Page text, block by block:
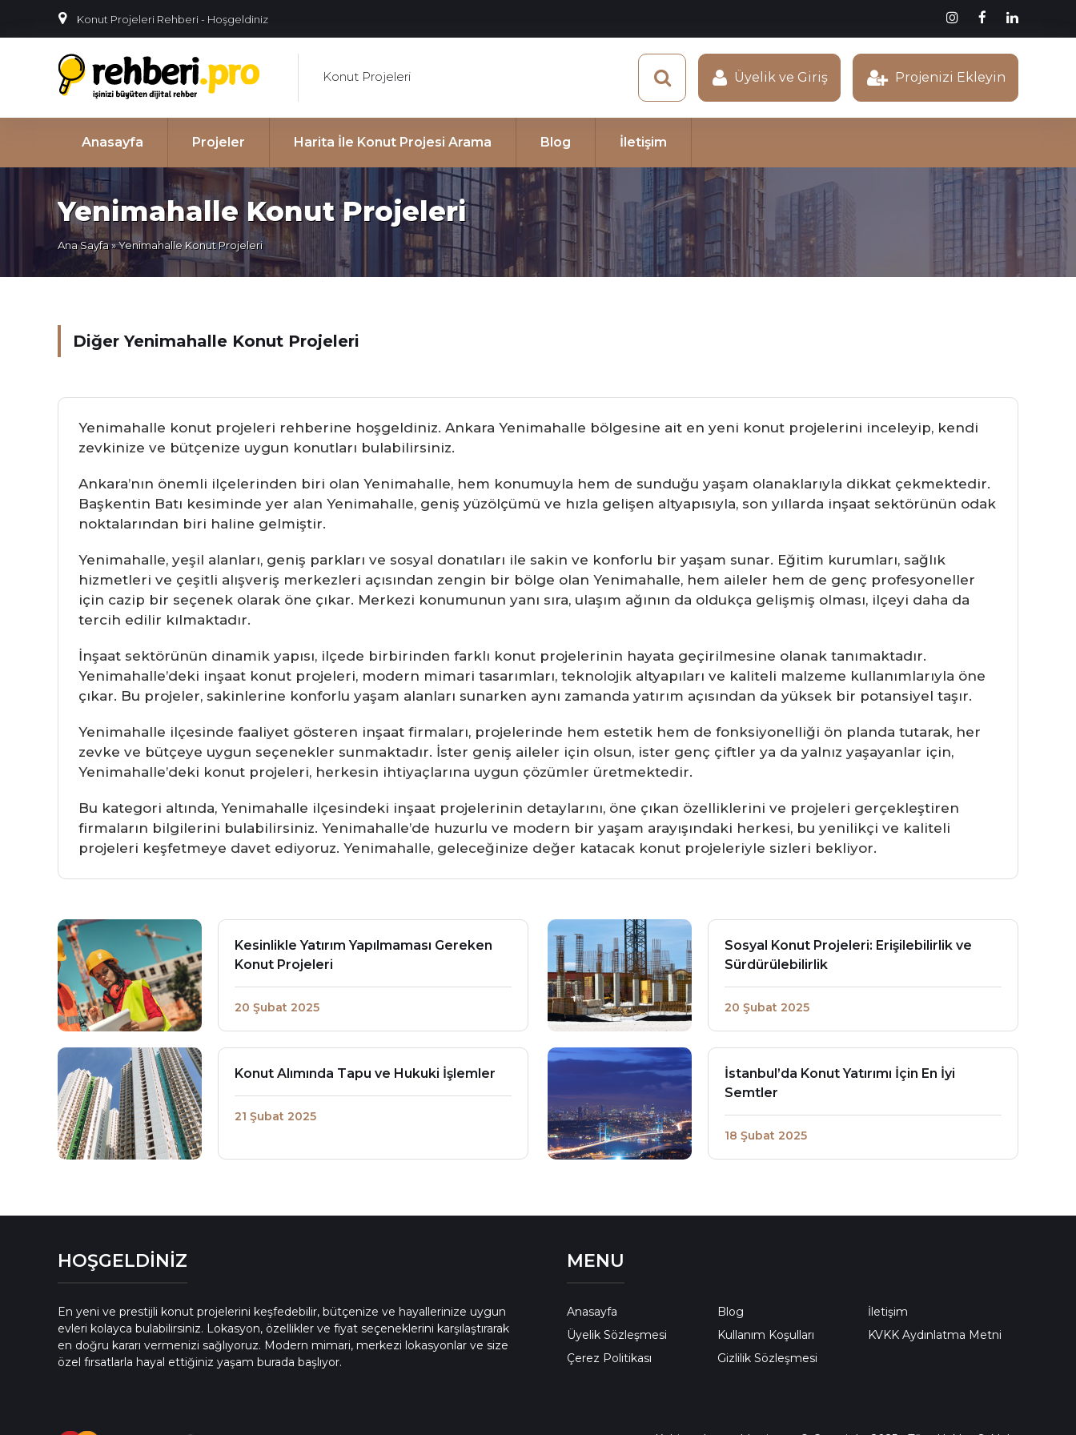
Konut Projeleri Rehberi - Hoşgeldiniz
Konut Projeleri Üyelik ve Giriş Projenizi Ekleyin
Anasayfa Projeler Harita İle Konut Projesi Arama Blog İletişim
Yenimahalle Konut Projeleri
Ana Sayfa» Yenimahalle Konut Projeleri
Diğer Yenimahalle Konut Projeleri
Yenimahalle konut projeleri rehberine hoşgeldiniz. Ankara Yenimahalle bölgesine ait en yeni konut projelerini inceleyip, kendi
zevkinize ve bütçenize uygun konutları bulabilirsiniz.
Ankara’nın önemli ilçelerinden biri olan Yenimahalle, hem konumuyla hem de sunduğu yaşam olanaklarıyla dikkat çekmektedir.
Başkentin Batı kesiminde yer alan Yenimahalle, geniş yüzölçümü ve hızla gelişen altyapısıyla, son yıllarda inşaat sektörünün odak
noktalarından biri haline gelmiştir.
Yenimahalle, yeşil alanları, geniş parkları ve sosyal donatıları ile sakin ve konforlu bir yaşam sunar. Eğitim kurumları, sağlık
hizmetleri ve çeşitli alışveriş merkezleri açısından zengin bir bölge olan Yenimahalle, hem aileler hem de genç profesyoneller
için cazip bir seçenek olarak öne çıkar. Merkezi konumunun yanı sıra, ulaşım ağının da oldukça gelişmiş olması, ilçeyi daha da
tercih edilir kılmaktadır.
İnşaat sektörünün dinamik yapısı, ilçede birbirinden farklı konut projelerinin hayata geçirilmesine olanak tanımaktadır.
Yenimahalle’deki inşaat konut projeleri, modern mimari tasarımları, teknolojik altyapıları ve kaliteli malzeme kullanımlarıyla öne
çıkar. Bu projeler, sakinlerine konforlu yaşam alanları sunarken aynı zamanda yatırım açısından da yüksek bir potansiyel taşır.
Yenimahalle ilçesinde faaliyet gösteren inşaat firmaları, projelerinde hem estetik hem de fonksiyonelliği ön planda tutarak, her
zevke ve bütçeye uygun seçenekler sunmaktadır. İster geniş aileler için olsun, ister genç çiftler ya da yalnız yaşayanlar için,
Yenimahalle’deki konut projeleri, herkesin ihtiyaçlarına uygun çözümler üretmektedir.
Bu kategori altında, Yenimahalle ilçesindeki inşaat projelerinin detaylarını, öne çıkan özelliklerini ve projeleri gerçekleştiren
firmaların bilgilerini bulabilirsiniz. Yenimahalle’de huzurlu ve modern bir yaşam arayışındaki herkesi, bu yenilikçi ve kaliteli
projeleri keşfetmeye davet ediyoruz. Yenimahalle, geleceğinize değer katacak konut projeleriyle sizleri bekliyor.
Kesinlikle Yatırım Yapılmaması Gereken
Konut Projeleri
20 Şubat 2025
Sosyal Konut Projeleri: Erişilebilirlik ve
Sürdürülebilirlik
20 Şubat 2025
Konut Alımında Tapu ve Hukuki İşlemler
21 Şubat 2025
İstanbul’da Konut Yatırımı İçin En İyi
Semtler
18 Şubat 2025
HOŞGELDİNİZ
En yeni ve prestijli konut projelerini keşfedebilir, bütçenize ve hayallerinize uygun
evleri kolayca bulabilirsiniz. Lokasyon, özellikler ve fiyat seçeneklerini karşılaştırarak
en doğru kararı vermenizi sağlıyoruz. Modern mimari, merkezi lokasyonlar ve size
özel fırsatlarla hayal ettiğiniz yaşam burada başlıyor.
MENU
Anasayfa Blog
İletişim
Üyelik Sözleşmesi
Kullanım Koşulları
KVKK Aydınlatma Metni
Çerez Politikası
Gizlilik Sözleşmesi